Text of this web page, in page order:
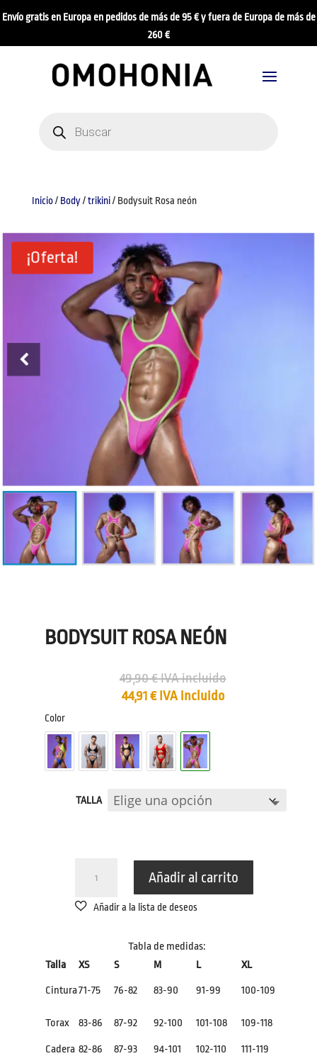
Envío gratis en Europa en pedidos de más de 95 € y fuera de Europa de más de
260 €
productos
Inicio/ Body/trikini/ Bodysuit Rosa neón
¡Oferta!
BODYSUIT ROSA NEÓN
49,90€IVA incluido
44,91€ IVA incluido
Color
TALLA
ROSA
NEÓN
Añadir al carrito
Tabla de medidas:
Talla
XS S M L XL
Cintura71-75 76-82 83-90 91-99 100-109
Torax 83-86 87-92 92-100 101-108 109-118
Cadera 82-86 87-93 94-101 102-110 111-119